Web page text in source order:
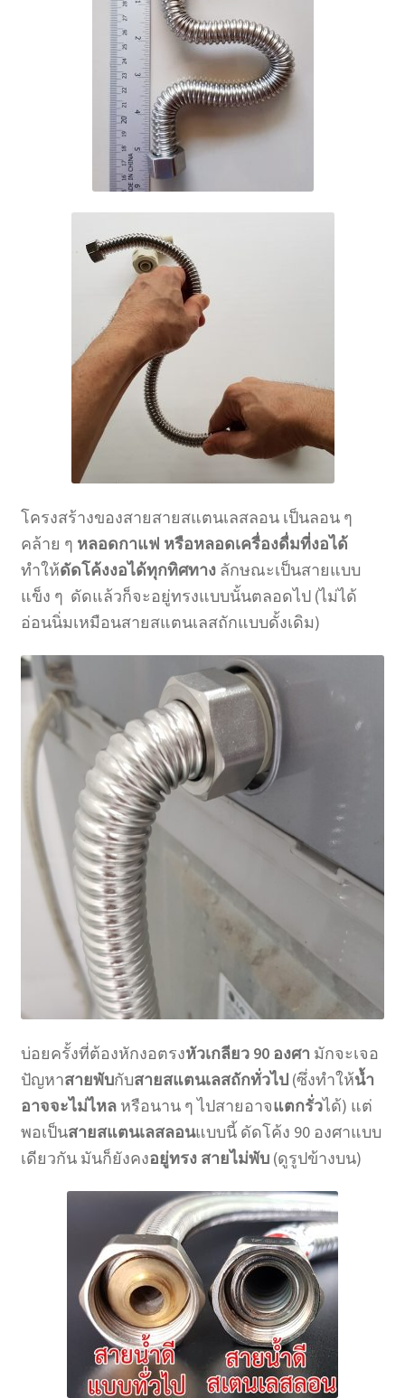
โครงสร้างของสายสายสแตนเลสลอน เป็นลอน ๆ
คล้าย ๆ หลอดกาแฟ หรือหลอดเครื่องดื่มที่งอได้
ทำให้ดัดโค้งงอได้ทุกทิศทางลักษณะเป็นสายแบบ
แข็ง ๆ ดัดแล้วก็จะอยู่ทรงแบบนั้นตลอดไป (ไม่ได้
อ่อนนิ่มเหมือนสายสแตนเลสถักแบบดั้งเดิม)
บ่อยครั้งที่ต้องหักงอตรงหัวเกลียว 90 องศา มักจะเจอ
ปัญหาสายพับกับสายสแตนเลสถักทั่วไป(ซึ่งทำให้น้ำ
อาจจะไม่ไหลหรือนาน ๆ ไปสายอาจแตกรั่วได้) แต่
พอเป็นสายสแตนเลสลอนแบบนี้ ดัดโค้ง 90 องศาแบบ
เดียวกัน มันก็ยังคงอยู่ทรง สายไม่พับ(ดูรูปข้างบน)